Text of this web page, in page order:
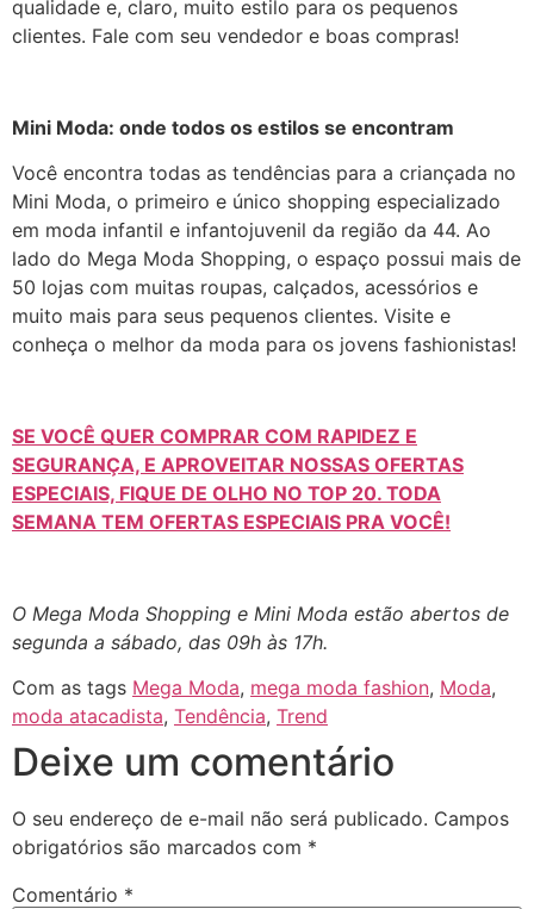
qualidade e, claro, muito estilo para os pequenos
clientes. Fale com seu vendedor e boas compras!
Mini Moda: onde todos os estilos se encontram
Você encontra todas as tendências para a criançada no
Mini Moda, o primeiro e único shopping especializado
em moda infantil e infantojuvenil da região da 44. Ao
lado do Mega Moda Shopping, o espaço possui mais de
50 lojas com muitas roupas, calçados, acessórios e
muito mais para seus pequenos clientes. Visite e
conheça o melhor da moda para os jovens fashionistas!
SE VOCÊ QUER COMPRAR COM RAPIDEZ E
SEGURANÇA, E APROVEITAR NOSSAS OFERTAS
ESPECIAIS, FIQUE DE OLHO NO TOP 20. TODA
SEMANA TEM OFERTAS ESPECIAIS PRA VOCÊ!
O Mega Moda Shopping e Mini Moda estão abertos de
segunda a sábado, das 09h às 17h.
Com as tags Mega Moda, mega moda fashion, Moda,
moda atacadista, Tendência, Trend
Deixe um comentário
O seu endereço de e-mail não será publicado. Campos
obrigatórios são marcados com *
Comentário *